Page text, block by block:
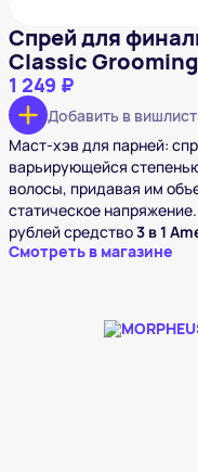
Спрей для
Classic
1 249 ₽
Добавить в вишлист
Маст-хэв для парней:
варьирующейся
волосы, придавая им
статическое
рублей средство3 в 1
Смотреть в магазине